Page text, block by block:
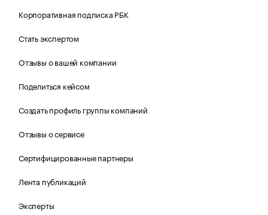
Корпоративная подписка РБК
Стать экспертом
Отзывы о вашей компании
Поделиться кейсом
Создать профиль группы компаний
Отзывы о сервисе
Сертифицированные партнеры
Лента публикаций
Эксперты